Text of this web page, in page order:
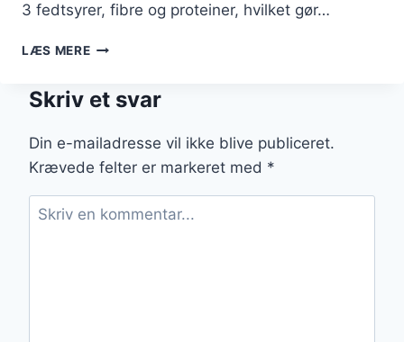
3 fedtsyrer, fibre og proteiner, hvilket gør…
LÆS MEREENERGI-
OPSKRIFTER
Skriv et svar
Din e-mailadresse vil ikke blive publiceret.
Krævede felter er markeret med *